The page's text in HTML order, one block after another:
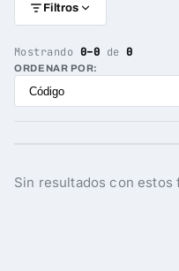
Filtros
Mostrando 0–0 de0
ORDENAR POR:
Sin resultados con estos